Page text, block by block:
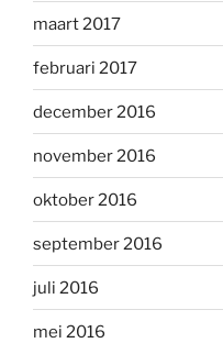
maart 2017
februari 2017
december 2016
november 2016
oktober 2016
september 2016
juli 2016
mei 2016